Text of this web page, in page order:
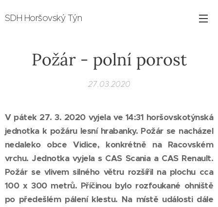
SDH Horšovský Týn
Požár - polní porost
27.03.2020
V pátek 27. 3. 2020 vyjela ve 14:31 horšovskotýnská
jednotka k požáru lesní hrabanky. Požár se nacházel
nedaleko obce Vidice, konkrétně na Racovském
vrchu. Jednotka vyjela s CAS Scania a CAS Renault.
Požár se vlivem silného větru rozšířil na plochu cca
100 x 300 metrů. Příčinou bylo rozfoukané ohniště
po předešlém pálení klestu. Na místě události dále